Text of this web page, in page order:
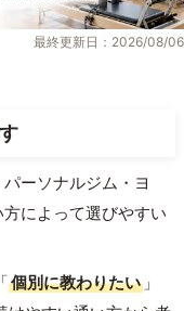
最終更新日：2026/08/06
ーソナルジム・ヨ
によって選びやすい
個別に教わりたい 」